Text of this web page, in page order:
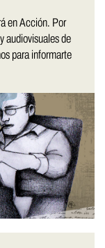
en Acción. Por
audiovisuales de
para informarte